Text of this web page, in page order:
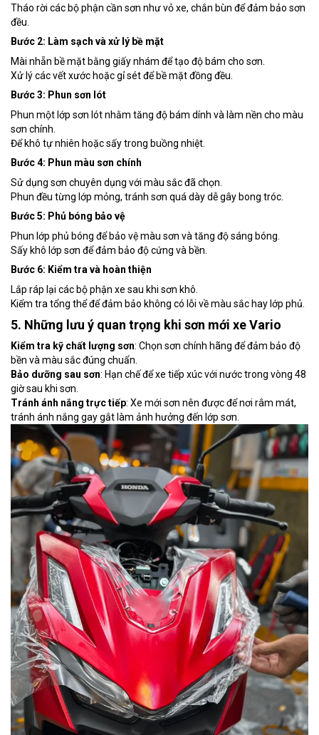
Tháo rời các bộ phận cần sơn như vỏ xe, chắn bùn để đảm bảo sơn
đều.
Bước 2: Làm sạch và xử lý bề mặt
Mài nhẵn bề mặt bằng giấy nhám để tạo độ bám cho sơn.
Xử lý các vết xước hoặc gỉ sét để bề mặt đồng đều.
Bước 3: Phun sơn lót
Phun một lớp sơn lót nhằm tăng độ bám dính và làm nền cho màu
sơn chính.
Để khô tự nhiên hoặc sấy trong buồng nhiệt.
Bước 4: Phun màu sơn chính
Sử dụng sơn chuyên dụng với màu sắc đã chọn.
Phun đều từng lớp mỏng, tránh sơn quá dày dễ gây bong tróc.
Bước 5: Phủ bóng bảo vệ
Phun lớp phủ bóng để bảo vệ màu sơn và tăng độ sáng bóng.
Sấy khô lớp sơn để đảm bảo độ cứng và bền.
Bước 6: Kiểm tra và hoàn thiện
Lắp ráp lại các bộ phận xe sau khi sơn khô.
Kiểm tra tổng thể để đảm bảo không có lỗi về màu sắc hay lớp phủ.
5. Những lưu ý quan trọng khi sơn mới xe Vario
Kiểm tra kỹ chất lượng sơn: Chọn sơn chính hãng để đảm bảo độ
bền và màu sắc đúng chuẩn.
Bảo dưỡng sau sơn: Hạn chế để xe tiếp xúc với nước trong vòng 48
giờ sau khi sơn.
Tránh ánh nắng trực tiếp: Xe mới sơn nên được để nơi râm mát,
tránh ánh nắng gay gắt làm ảnh hưởng đến lớp sơn.